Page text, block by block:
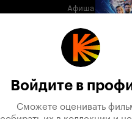
Афиша
Музыка
Телепрограмма
Служба поддержки
Войдите в
Сможете оценивать